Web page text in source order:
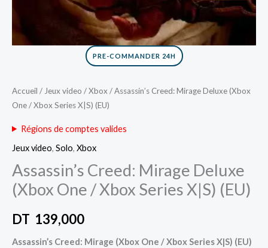
PRE-COMMANDER 24H
Accueil / Jeux video /Xbox / Assassin’s Creed: Mirage Deluxe (Xbox
One / Xbox Series X|S) (EU)
Régions de comptes valides
Jeux video, Solo, Xbox
Assassin’s Creed: Mirage Deluxe
(Xbox One / Xbox Series X|S) (EU)
DT 139,000
Assassin’s Creed: Mirage (Xbox One / Xbox Series X|S) (EU)